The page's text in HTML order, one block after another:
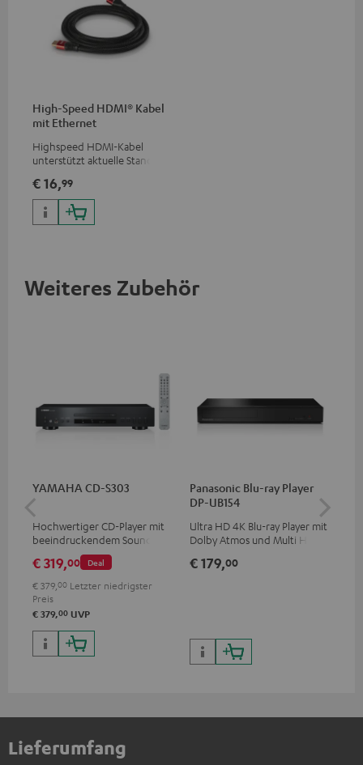
High-Speed HDMI® Kabel
mit Ethernet
Highspeed HDMI-Kabel
unterstützt aktuelle Standards
€ 16,99
Weiteres Zubehör
YAMAHA CD-S303
Hochwertiger CD-Player mit
beeindruckendem Sound und
wertiger Verarbeitung
Deal
€ 319,00
€ 379, 00 Letzter niedrigster
Preis
€ 379,00 UVP
Panasonic Blu-ray Player
DP-UB154
Ultra HD 4K Blu-ray Player mit
Dolby Atmos und Multi HDR-
HDR10+ für eine überragende
€ 179,00
Lieferumfang